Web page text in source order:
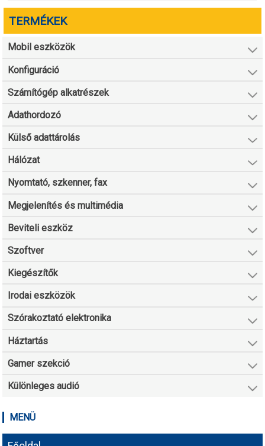
TERMÉKEK
Mobil eszközök
Konfiguráció
Számítógép alkatrészek
Adathordozó
Külső adattárolás
Hálózat
Nyomtató, szkenner, fax
Megjelenítés és multimédia
Beviteli eszköz
Szoftver
Kiegészítők
Irodai eszközök
Szórakoztató elektronika
Háztartás
Gamer szekció
Különleges audió
MENÜ